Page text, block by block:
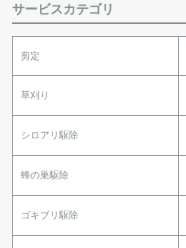
サービスカテゴリ
剪定
草刈り
シロアリ駆除
蜂の巣駆除
ゴキブリ駆除